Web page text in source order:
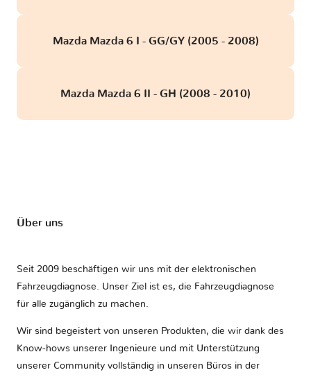
Mazda Mazda 6 I - GG/GY (2005 - 2008)
Mazda Mazda 6 II - GH (2008 - 2010)
Über uns
Seit 2009 beschäftigen wir uns mit der elektronischen
Fahrzeugdiagnose. Unser Ziel ist es, die Fahrzeugdiagnose
für alle zugänglich zu machen.
Wir sind begeistert von unseren Produkten, die wir dank des
Know-hows unserer Ingenieure und mit Unterstützung
unserer Community vollständig in unseren Büros in der